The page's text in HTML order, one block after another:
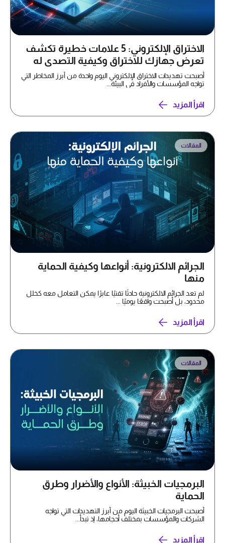
الاختراق الإلكتروني: 5 علامات خطيرة تكشف
تعرض جهازك للاختراق وكيفية التصدي له
أصبحت تهديدات الاختراق الإلكتروني اليوم واحدة من أبرز المخاطر التي
تواجه المؤسسات والأفراد في البيئة...
اقرأ المزيد
المقالات
الجرائم الالكترونية: أنواعها وكيفية الحماية
منها
لم تعد الجرائم الالكترونية حادثًا تقنيًا عابرًا يمكن التعامل معه كخلل
محدود، بل أصبحت واقعًا يوميًا ...
اقرأ المزيد
المقالات
البرمجيات الخبيثة: الأنواع والأضرار وطرق
الحماية
أصبحت البرمجيات الخبيثة اليوم من أبرز التهديدات التي تواجه
الشركات والمؤسسات بمختلف أحجامها، إذ تبدأ...
اقرأ المزيد